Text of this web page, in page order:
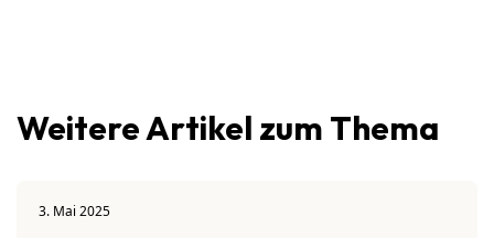
Weitere Artikel zum Thema
3. Mai 2025